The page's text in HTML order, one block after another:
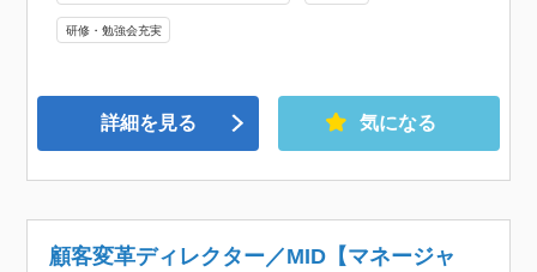
研修・勉強会充実
詳細を見る 気になる
顧客変革ディレクター／MID【マネージャ